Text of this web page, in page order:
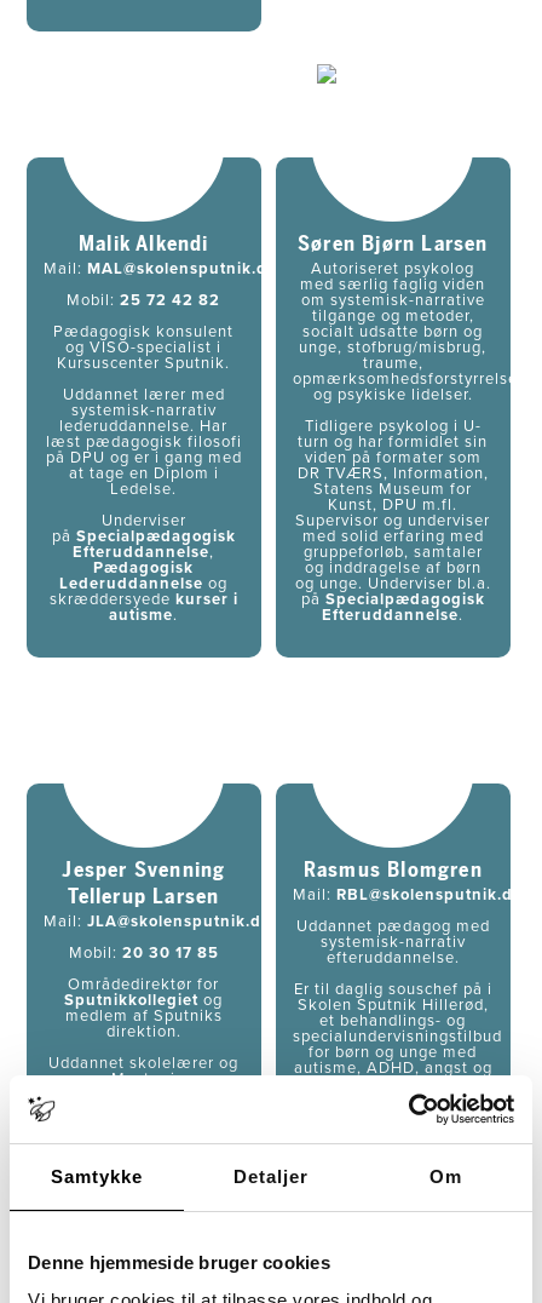
Samtykke Detaljer Om
Denne hjemmeside bruger cookies
Malik Alkendi
Mail:MAL@skolensputnik.dk
Mobil:25 72 42 82
Pædagogisk konsulent
og VISO-specialist i
Kursuscenter Sputnik.
​Uddannet lærer med
systemisk-narrativ
lederuddannelse. Har
læst pædagogisk filosofi
på DPU og er i gang med
at tage en Diplom i
Ledelse.
Underviser
på Specialpædagogisk
Efteruddannelse,
Pædagogisk
Lederuddannelse og
skræddersyede kurser i
autisme.
Søren Bjørn Larsen
Autoriseret psykolog
med særlig faglig viden
om systemisk-narrative
tilgange og metoder,
socialt udsatte børn og
unge, stofbrug/misbrug,
traume,
opmærksomhedsforstyrrelser
og psykiske lidelser.
Tidligere psykolog i U-
turn og har formidlet sin
viden på formater som
DR TVÆRS, Information,
Statens Museum for
Kunst, DPU m.fl.
Supervisor og underviser
med solid erfaring med
gruppeforløb, samtaler
og inddragelse af børn
og unge. Underviser bl.a.
på Specialpædagogisk
Efteruddannelse.
Jesper Svenning
Tellerup Larsen
Mail:JLA@skolensputnik.dk
Mobil: 20 30 17 85
Områdedirektør for
Sputnikkollegietog
medlem af Sputniks
direktion.
Uddannet skolelærer og
Master i
uddannelse og en
efteruddannelse.
Rasmus Blomgren
Mail: RBL@skolensputnik.dk
Uddannet pædagog med
systemisk-narrativ
efteruddannelse.
Er til daglig souschef på i
Skolen Sputnik Hillerød,
et behandlings- og
specialundervisningstilbud
for børn og unge med
autisme, ADHD, angst og
udfordringer. Har
desuden solid erfaring
fra børneområdet med
socio-emotionelle
påGrundkursus ADHD